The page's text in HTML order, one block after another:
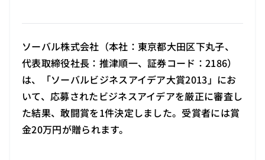
ソーバル株式会社（本社：東京都大田区下丸子、
代表取締役社長：推津順一、証券コード：2186）
は、「ソーバルビジネスアイデア大賞2013」にお
いて、応募されたビジネスアイデアを厳正に審査し
た結果、敢闘賞を1件決定しました。受賞者には賞
金20万円が贈られます。